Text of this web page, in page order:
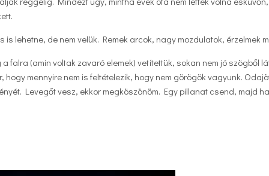
lehetne, de nem velük. Remek arcok, nagy mozdulatok, érzelmek
falra (amin voltak zavaró elemek) vetítettük, sokan nem jó szögből
mennyire nem is feltételezik, hogy nem görögök vagyunk.
Levegőt vesz, ekkor megköszönöm. Egy pillanat csend, majd